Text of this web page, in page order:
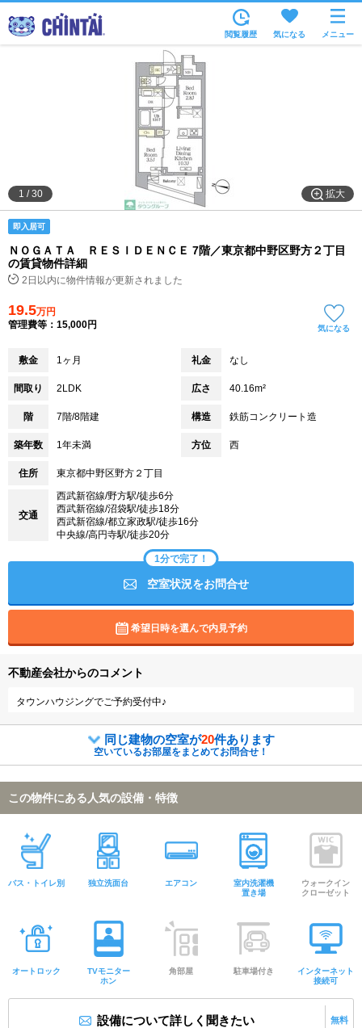
沿線・駅から
住所から
家賃相場から
通勤通学時間から
物件特集から
不動産会社から
閲覧履歴 気になる メニュー
拡大
1 /30
即入居可
ＮＯＧＡＴＡ ＲＥＳＩＤＥＮＣＥ 7階／東京都中野区野方２丁目
の賃貸物件詳細
2日以内に物件情報が更新されました
19.5万円
管理費等：15,000円
気になる
敷金 1ヶ月 礼金 なし
間取り 2LDK 広さ 40.16m²
階 7階/8階建 構造 鉄筋コンクリート造
築年数 1年未満 方位 西
住所 東京都中野区野方２丁目
交通
西武新宿線/野方駅/徒歩6分
西武新宿線/沼袋駅/徒歩18分
西武新宿線/都立家政駅/徒歩16分
中央線/高円寺駅/徒歩20分
1分で完了！
空室状況をお問合せ
希望日時を選んで内見予約
不動産会社からのコメント
タウンハウジングでご予約受付中♪
同じ建物の空室が20件あります
空いているお部屋をまとめてお問合せ！
この物件にある人気の設備・特徴
バス・トイレ別 独立洗面台 エアコン
室内洗濯機
置き場
ウォークイン
クローゼット
オートロック
TVモニター
ホン
角部屋 駐車場付き
インターネット
接続可
設備について詳しく聞きたい 無料